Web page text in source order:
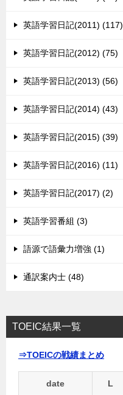
英語学習日記(2011) (117)
英語学習日記(2012) (75)
英語学習日記(2013) (56)
英語学習日記(2014) (43)
英語学習日記(2015) (39)
英語学習日記(2016) (11)
英語学習日記(2017) (2)
英語学習番組 (3)
語源で語彙力増強 (1)
通訳案内士 (48)
TOEIC結果一覧
⇒TOEICの戦績まとめ
date L